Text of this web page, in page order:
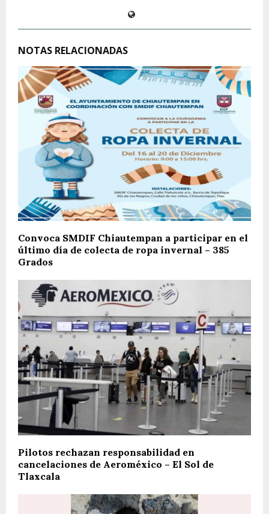
NOTAS RELACIONADAS
Convoca SMDIF Chiautempan a participar en el
último día de colecta de ropa invernal – 385
Grados
Pilotos rechazan responsabilidad en
cancelaciones de Aeroméxico – El Sol de
Tlaxcala